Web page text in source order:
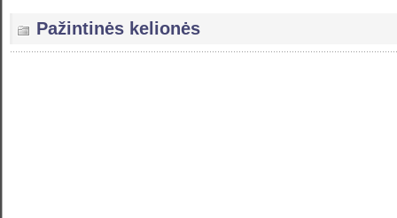
Pažintinės kelionės